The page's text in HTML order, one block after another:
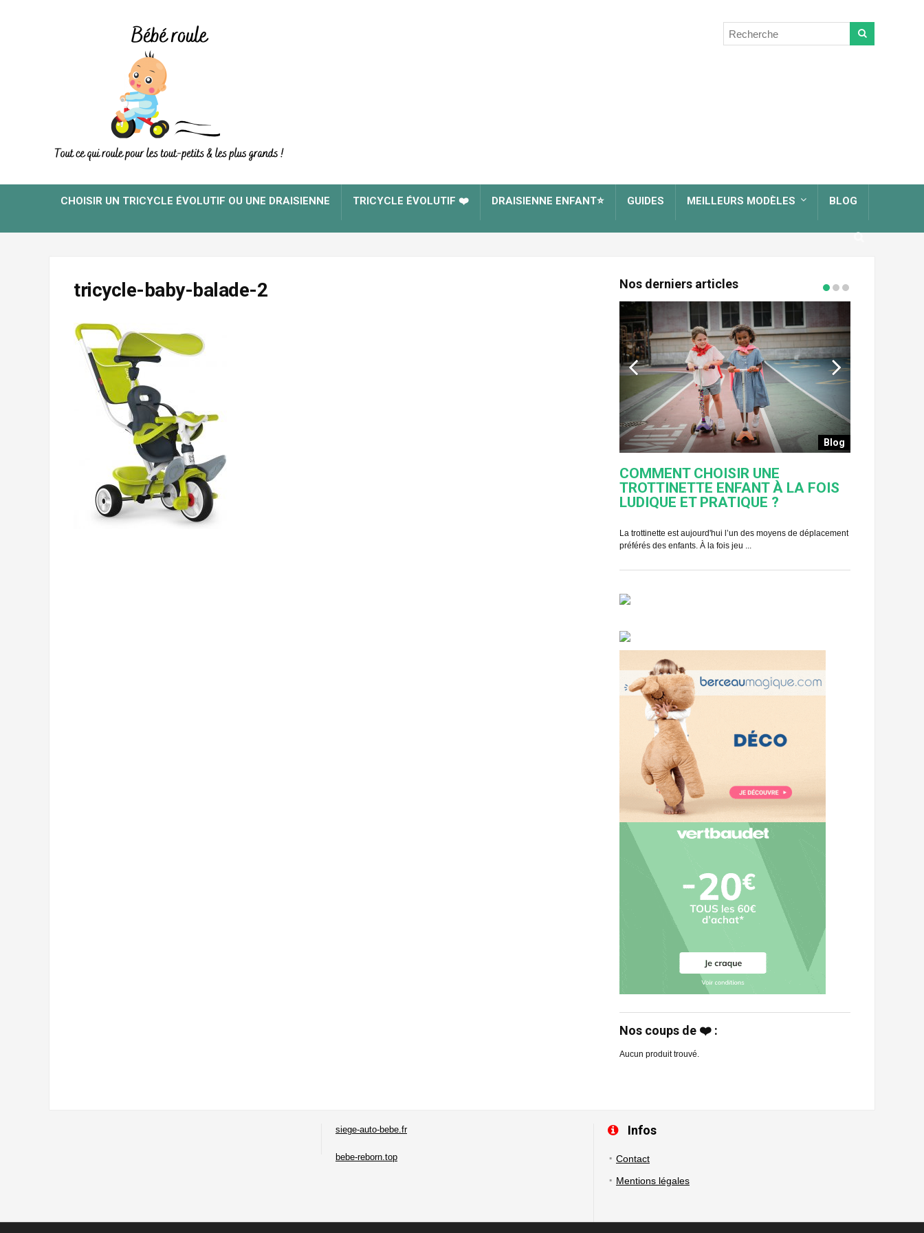
CHOISIR UN TRICYCLE ÉVOLUTIF OU UNE DRAISIENNE TRICYCLE ÉVOLUTIF ❤️ DRAISIENNE ENFANT⭐ GUIDES MEILLEURS MODÈLES BLOG
tricycle-baby-balade-2 Nos derniers articles
Blog
COMMENT CHOISIR UNE
TROTTINETTE ENFANT À LA FOIS
LUDIQUE ET PRATIQUE ?
La trottinette est aujourd'hui l’un des moyens de déplacement
préférés des enfants. À la fois jeu ...
Nos coups de ❤️ :
Aucun produit trouvé.
siege-auto-bebe.fr
bebe-reborn.top
Infos
Contact
Mentions légales